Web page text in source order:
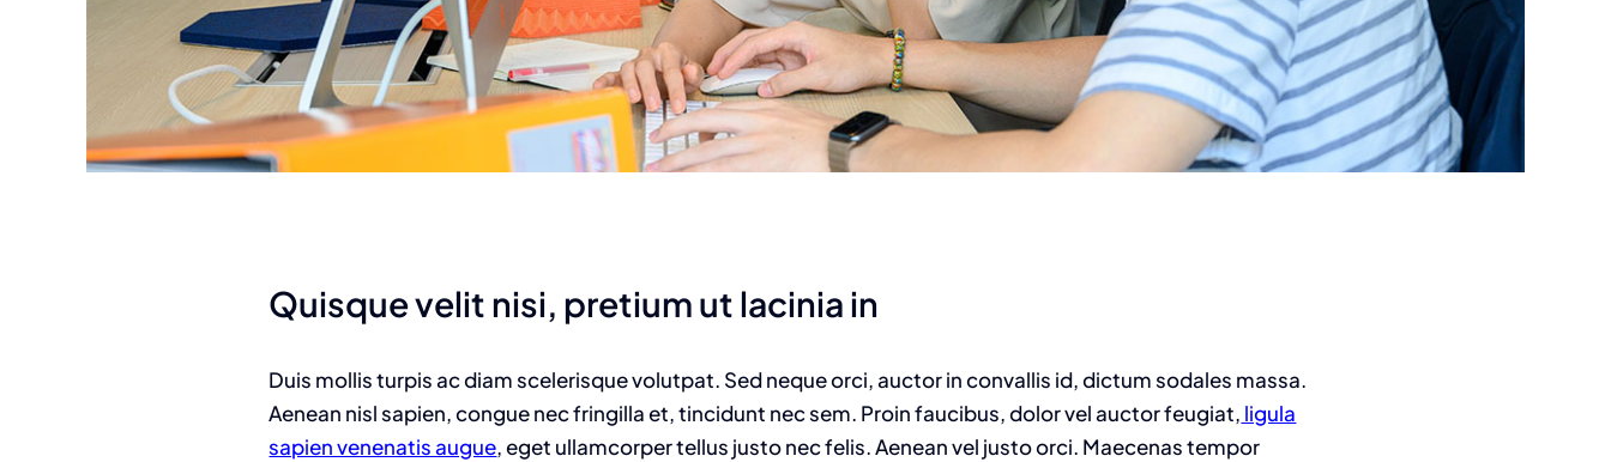
Quisque velit nisi, pretium ut lacinia in
Duis mollis turpis ac diam scelerisque volutpat. Sed neque orci, auctor in convallis id, dictum sodales massa.
Aenean nisl sapien, congue nec fringilla et, tincidunt nec sem. Proin faucibus, dolor vel auctor feugiat, ligula
sapien venenatis augue, eget ullamcorper tellus justo nec felis. Aenean vel justo orci. Maecenas tempor